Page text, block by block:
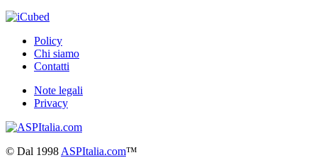
Policy
Chi siamo
Contatti
Note legali
Privacy
© Dal 1998 ASPItalia.com™